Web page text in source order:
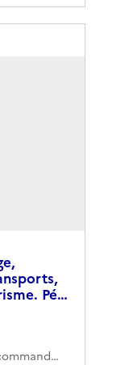
Pé…
1460INVA/198 (Cote de commande)